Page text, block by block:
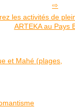
les activités de
ARTEKA au Pays
et Mahé (plages,